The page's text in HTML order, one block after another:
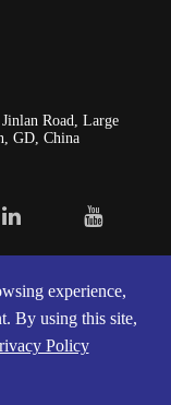
Road, Large
GD, China
جميع الحقوق محفوظة.
experience,
By using this site,
Policy